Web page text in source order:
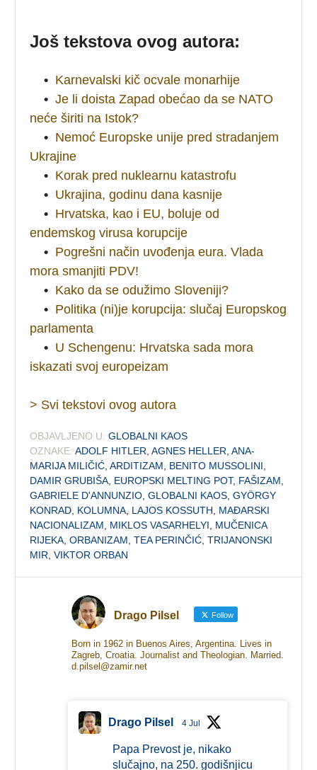
Još tekstova ovog autora:
• Karnevalski kič ocvale monarhije
• Je li doista Zapad obećao da se NATO
neće širiti na Istok?
• Nemoć Europske unije pred stradanjem
Ukrajine
• Korak pred nuklearnu katastrofu
• Ukrajina, godinu dana kasnije
• Hrvatska, kao i EU, boluje od
endemskog virusa korupcije
• Pogrešni način uvođenja eura. Vlada
mora smanjiti PDV!
• Kako da se odužimo Sloveniji?
• Politika (ni)je korupcija: slučaj Europskog
parlamenta
• U Schengenu: Hrvatska sada mora
iskazati svoj europeizam
> Svi tekstovi ovog autora
OBJAVLJENO U: GLOBALNI KAOS
OZNAKE: ADOLF HITLER ,AGNES HELLER ,ANA-
MARIJA MILIČIĆ ,ARDITIZAM BENITO MUSSOLINI
DAMIR GRUBIŠA EUROPSKI MELTING POT, FAŠIZAM
GABRIELE D'ANNUNZIO ,GLOBALNI KAOS ,GYÖRGY
KONRAD KOLUMNA LAJOS KOSSUTH
MAĐARSKI
NACIONALIZAM
MIKLOS VASARHELYI
MUČENICA
RIJEKA ,ORBANIZAM ,TEA PERINČIĆ ,TRIJANONSKI
MIR ,VIKTOR ORBAN
Drago Pilsel Follow
Born in 1962 in Buenos Aires, Argentina. Lives in
Zagreb, Croatia. Journalist and Theologian. Married.
d.pilsel@zamir.net
Drago Pilsel 4 Jul
Papa Prevost je, nikako
slučajno, na 250. godišnjicu